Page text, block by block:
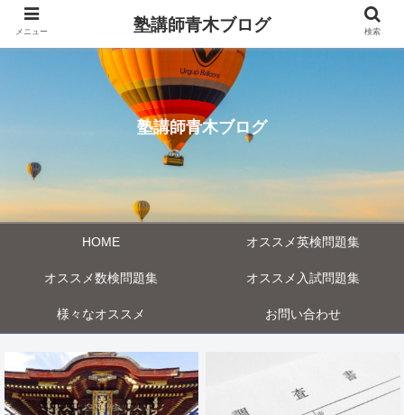
塾講師青木ブログ
HOME オススメ英検問題集
オススメ数検問題集 オススメ入試問題集
様々なオススメ お問い合わせ
メニュー 塾講師青木ブログ 検索